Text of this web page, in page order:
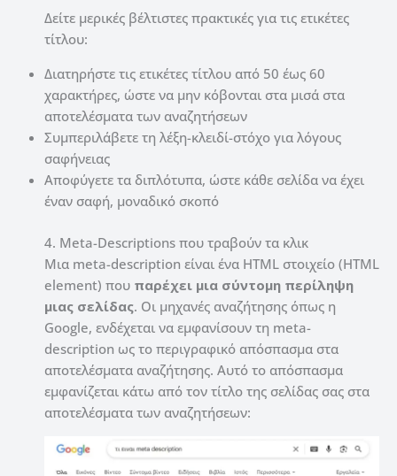
Δείτε μερικές βέλτιστες πρακτικές για τις ετικέτες
τίτλου:
Διατηρήστε τις ετικέτες τίτλου από 50 έως 60
χαρακτήρες, ώστε να μην κόβονται στα μισά στα
αποτελέσματα των αναζητήσεων
Συμπεριλάβετε τη λέξη-κλειδί-στόχο για λόγους
σαφήνειας
Αποφύγετε τα διπλότυπα, ώστε κάθε σελίδα να έχει
έναν σαφή, μοναδικό σκοπό
4. Meta-Descriptions που τραβούν τα κλικ
Μια meta-description είναι ένα HTML στοιχείο (HTML
element) που παρέχει μια σύντομη περίληψη
μιας σελίδας. Οι μηχανές αναζήτησης όπως η
Google, ενδέχεται να εμφανίσουν τη meta-
description ως το περιγραφικό απόσπασμα στα
αποτελέσματα αναζήτησης. Αυτό το απόσπασμα
εμφανίζεται κάτω από τον τίτλο της σελίδας σας στα
αποτελέσματα των αναζητήσεων: